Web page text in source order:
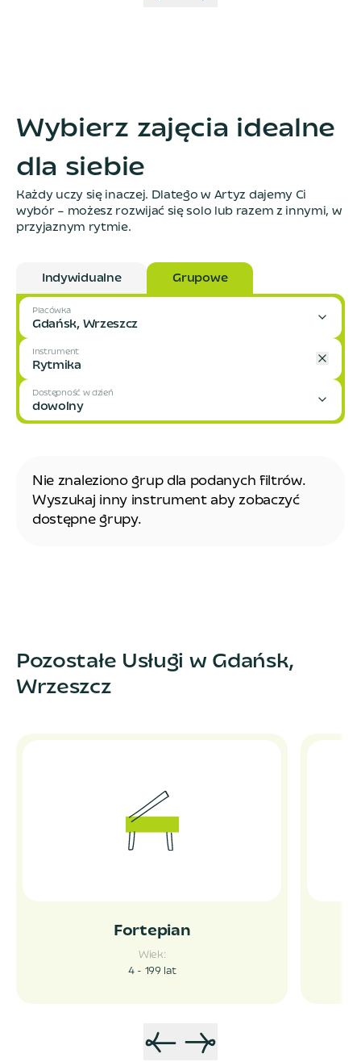
Wybierz zajęcia idealne
dla siebie
Każdy uczy się inaczej. Dlatego w Artyz dajemy Ci
wybór – możesz rozwijać się solo lub razem z innymi, w
przyjaznym rytmie.
Indywidualne Grupowe
Placówka
Gdańsk, Wrzeszcz
Instrument
Rytmika
Dostępność w dzień
dowolny
Nie znaleziono grup dla podanych filtrów.
Wyszukaj inny instrument aby zobaczyć
dostępne grupy.
Pozostałe Usługi w Gdańsk,
Wrzeszcz
Fortepian
Wiek:
4 - 199 lat